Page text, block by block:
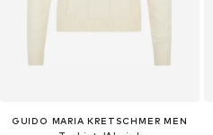
GUIDO MARIA KRETSCHMER MEN